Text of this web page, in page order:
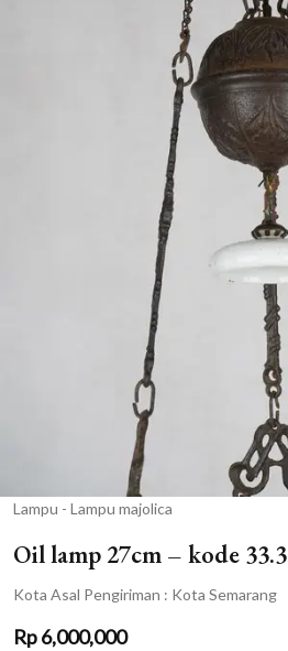
Lampu - Lampu majolica
Oil lamp 27cm – kode 33.3
Kota Asal Pengiriman : Kota Semarang
Rp6,000,000